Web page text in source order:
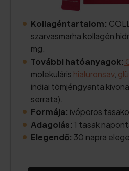
Kollagéntartalom:
szarvasmarha kollagén
mg.
További hatóanyagok:
molekuláris hialuronsav,
indiai tömjéngyanta
serrata).
Formája: ivóporos
Adagolás: 1 tasak
Elegendő: 30 napra